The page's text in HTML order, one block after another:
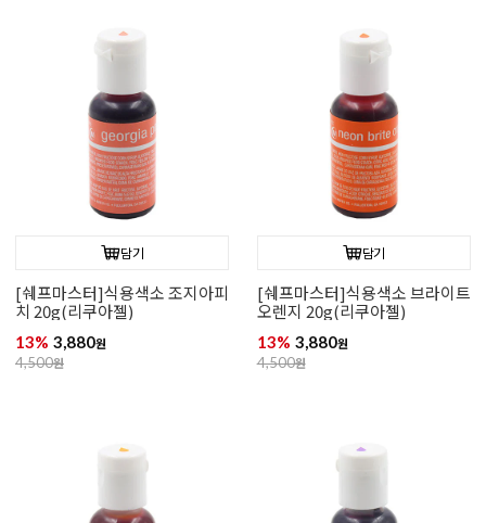
담기
[쉐프마스터]식용색소 조지아피
치 20g(리쿠아젤)
13% 3,880원
4,500원
담기
[쉐프마스터]식용색소 브라이트
오렌지 20g(리쿠아젤)
13% 3,880원
4,500원